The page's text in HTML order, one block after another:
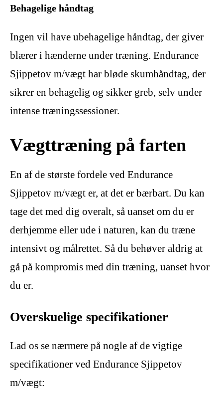
Behagelige håndtag
Ingen vil have ubehagelige håndtag, der giver
blærer i hænderne under træning. Endurance
Sjippetov m/vægt har bløde skumhåndtag, der
sikrer en behagelig og sikker greb, selv under
intense træningssessioner.
Vægttræning på farten
En af de største fordele ved Endurance
Sjippetov m/vægt er, at det er bærbart. Du kan
tage det med dig overalt, så uanset om du er
derhjemme eller ude i naturen, kan du træne
intensivt og målrettet. Så du behøver aldrig at
gå på kompromis med din træning, uanset hvor
du er.
Overskuelige specifikationer
Lad os se nærmere på nogle af de vigtige
specifikationer ved Endurance Sjippetov
m/vægt: